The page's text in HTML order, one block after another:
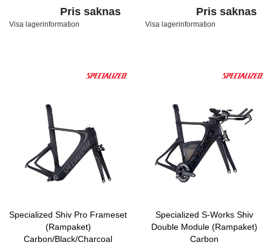
Pris saknas
Visa lagerinformation
Pris saknas
Visa lagerinformation
Specialized Shiv Pro Frameset
(Rampaket)
Carbon/Black/Charcoal
Specialized S-Works Shiv
Double Module (Rampaket)
Carbon